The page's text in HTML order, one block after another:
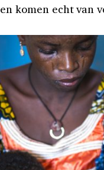
komen echt van